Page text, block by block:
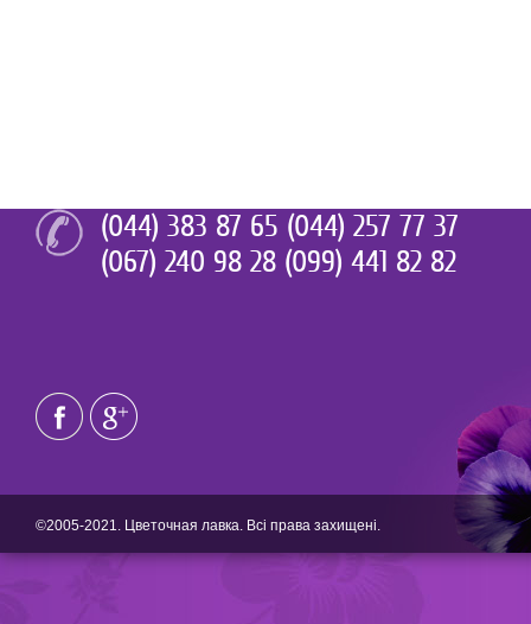
(044) 383 87 65 (044) 257 77 37
(067) 240 98 28 (099) 441 82 82
©2005-2021. Цветочная лавка. Всі права захищені.